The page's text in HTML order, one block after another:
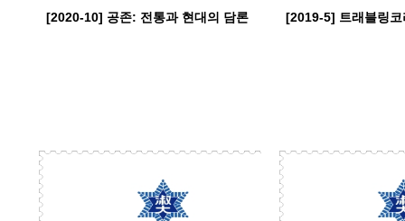
[2020-10] 공존: 전통과 현대의 담론